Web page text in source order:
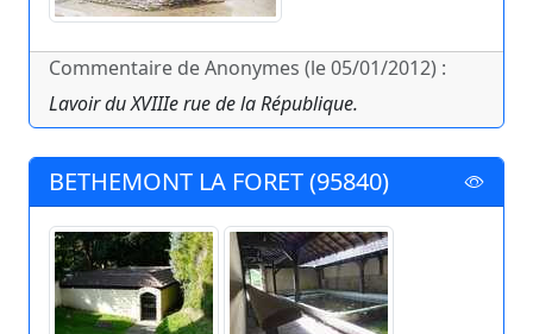
Commentaire de Anonymes (le 05/01/2012) :
Lavoir du XVIIIe rue de la République.
BETHEMONT LA FORET (95840)